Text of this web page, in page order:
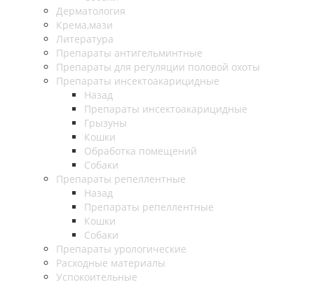
Дерматология
Крема,мази
Литература
Препараты антигельминтные
Препараты для регуляции половой охоты
Препараты инсектоакарицидные
Назад
Препараты инсектоакарицидные
Грызуны
Кошки
Обработка помещений
Собаки
Препараты репеллентные
Назад
Препараты репеллентные
Кошки
Собаки
Препараты урологические
Расходные материалы
Успокоительные